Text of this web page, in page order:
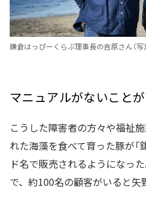
鎌倉はっぴーくらぶ理事長の吉原さん（
マニュアルがないこと
こうした障害者の方々や福祉
れた海藻を食べて育った豚が「
ド名で販売されるようになっ
で、約100名の顧客がいると矢